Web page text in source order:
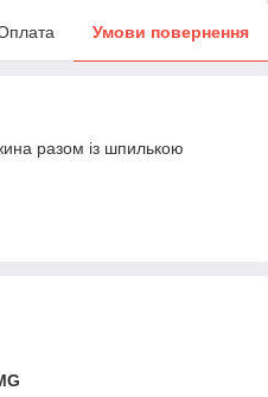
Умови повернення
разом із шпилькою